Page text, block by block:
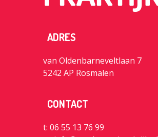
ADRES
van Oldenbarneveltlaan 7
5242 AP Rosmalen
CONTACT
t: 06 55 13 76 99